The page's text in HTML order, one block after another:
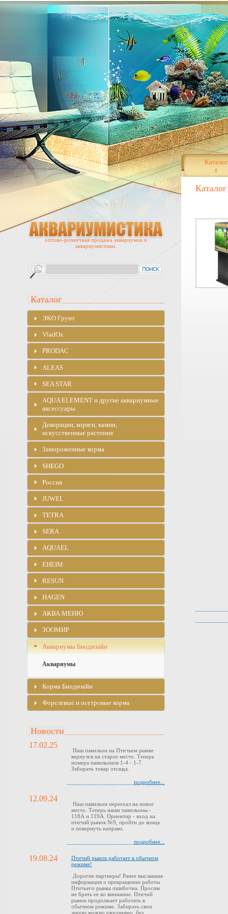
Каталог
Каталог
оптово-розничная продажа аквариумов и
аквариумистики.
Каталог
ЭKO Грунт
VladOx
PRODAC
ALEAS
SEA STAR
AQUA ELEMENT и другие аквариумные
аксессуары
Декорации, коряги, камни,
искусственные растения
Замороженные корма
SHEGO
Россия
JUWEL
TETRA
SERA
AQUAEL
EHEIM
RESUN
HAGEN
АКВА МЕНЮ
ЗООМИР
Аквариумы Биодизайн
Аквариумы
Корма Биодизайн
Форелевые и осетровые корма
Новости
17.02.25
Наш павильон на Птичьем рынке
вернулся на старое место. Теперь
номера павильонов 1-4 - 1-7.
Забирать товар отсюда.
подробнее...
12.09.24
Наш павильон переехал на новое
место. Теперь наши павильоны -
118А и 119А. Ориентир - вход на
птичий рынок №9, пройти до конца
и повернуть направо.
подробнее...
19.08.24
Птичий рынок работает в обычном
режиме!
Дорогие партнеры! Ранее высланная
информация о прекращении работы
Птичьего рынка ошибочна. Просим
не брать ее во внимание. Птичий
рынок продолжает работать в
обычном режиме. Забирать свои
заказы можно ежедневно, без